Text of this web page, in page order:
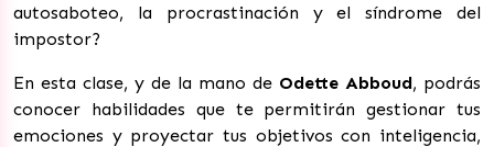
autosaboteo, la procrastinación y el síndrome del
impostor?
En esta clase, y de la mano de Odette Abboud, podrás
conocer habilidades que te permitirán gestionar tus
emociones y proyectar tus objetivos con inteligencia,